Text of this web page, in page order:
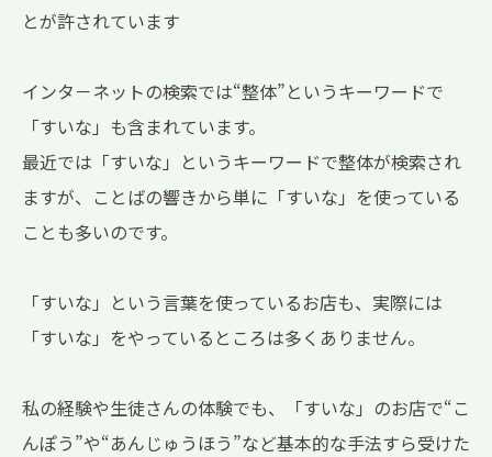
とが許されています
インタ－ネットの検索では“整体”というキーワードで
「すいな」も含まれています。
最近では「すいな」というキーワードで整体が検索され
ますが、ことばの響きから単に「すいな」を使っている
ことも多いのです。
「すいな」という言葉を使っているお店も、実際には
「すいな」をやっているところは多くありません。
私の経験や生徒さんの体験でも、「すいな」のお店で“こ
んぽう”や“あんじゅうほう”など基本的な手法すら受けた